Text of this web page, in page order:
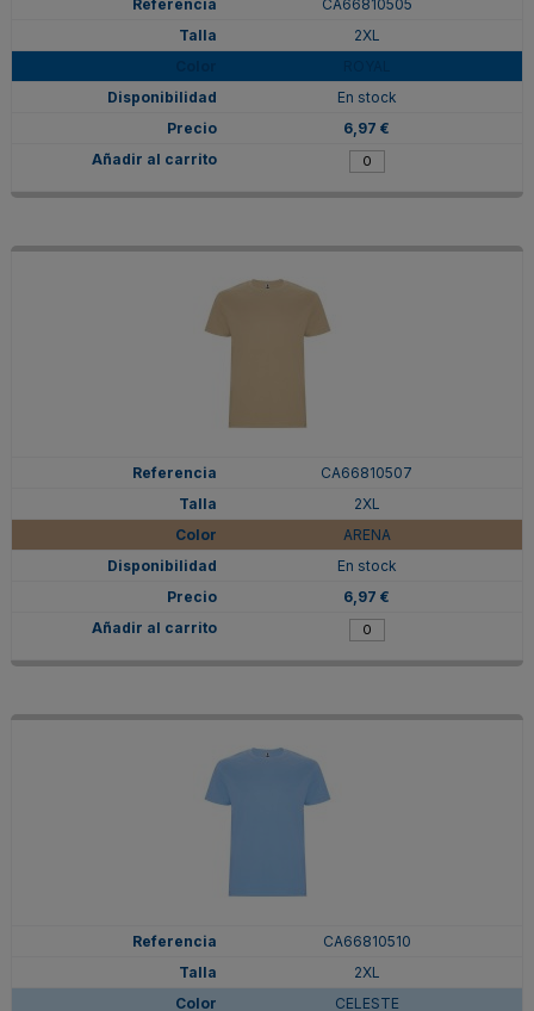
CA66810505
2XL
En stock
6,97 €
CA66810507
2XL
ARENA
En stock
6,97 €
CA66810510
2XL
CELESTE